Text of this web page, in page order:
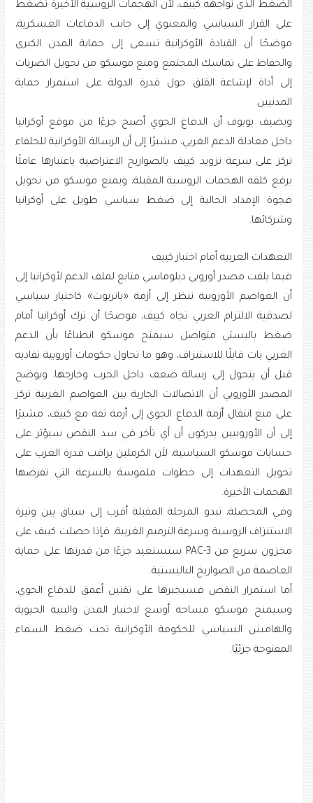
الضغط الذي تواجهه كييف، لأن الهجمات الروسية الأخيرة تضغط
على القرار السياسي والمعنوي إلى جانب الدفاعات العسكرية،
موضحًا أن القيادة الأوكرانية تسعى إلى حماية المدن الكبرى
والحفاظ على تماسك المجتمع ومنع موسكو من تحويل الضربات
إلى أداة لإشاعة القلق حول قدرة الدولة على استمرار حماية
المدنيين.
ويضيف بوبوف أن الدفاع الجوي أصبح جزءًا من موقع أوكرانيا
داخل معادلة الدعم الغربي، مشيرًا إلى أن الرسالة الأوكرانية للحلفاء
تركز على سرعة تزويد كييف بالصواريخ الاعتراضية باعتبارها عاملًا
يرفع كلفة الهجمات الروسية المقبلة، ويمنع موسكو من تحويل
فجوة الإمداد الحالية إلى ضغط سياسي طويل على أوكرانيا
وشركائها.
التعهدات الغربية أمام اختبار كييف
فيما يلفت مصدر أوروبي دبلوماسي متابع لملف الدعم لأوكرانيا إلى
أن العواصم الأوروبية تنظر إلى أزمة «باتريوت» كاختبار سياسي
لصدقية الالتزام الغربي تجاه كييف، موضحًا أن ترك أوكرانيا أمام
ضغط باليستي متواصل سيمنح موسكو انطباعًا بأن الدعم
الغربي بات قابلًا للاستنزاف، وهو ما تحاول حكومات أوروبية تفاديه
قبل أن يتحول إلى رسالة ضعف داخل الحرب وخارجها. ويوضح
المصدر الأوروبي أن الاتصالات الجارية بين العواصم الغربية تركز
على منع انتقال أزمة الدفاع الجوي إلى أزمة ثقة مع كييف، مشيرًا
إلى أن الأوروبيين يدركون أن أي تأخر في سد النقص سيؤثر على
حسابات موسكو السياسية، لأن الكرملين يراقب قدرة الغرب على
تحويل التعهدات إلى خطوات ملموسة بالسرعة التي تفرضها
الهجمات الأخيرة.
وفي المحصلة، تبدو المرحلة المقبلة أقرب إلى سباق بين وتيرة
الاستنزاف الروسية وسرعة الترميم الغربية، فإذا حصلت كييف على
مخزون سريع من PAC-3 ستستعيد جزءًا من قدرتها على حماية
العاصمة من الصواريخ الباليستية.
أما استمرار النقص فسيجبرها على تقنين أعمق للدفاع الجوي،
وسيمنح موسكو مساحة أوسع لاختبار المدن والبنية الحيوية
والهامش السياسي للحكومة الأوكرانية تحت ضغط السماء
المفتوحة جزئيًا.